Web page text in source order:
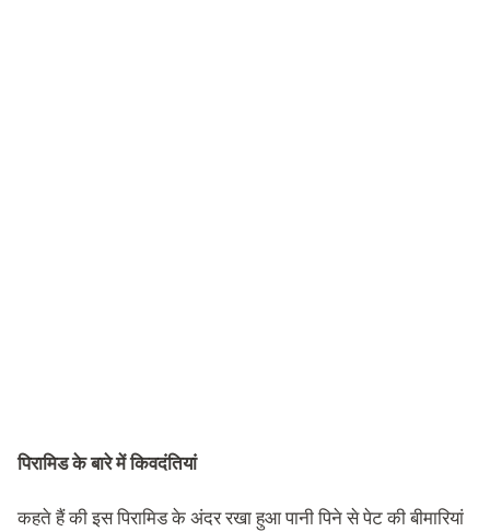
पिरामिड के बारे में किवदंतियां
कहते हैं की इस पिरामिड के अंदर रखा हुआ पानी पिने से पेट की बीमारियां